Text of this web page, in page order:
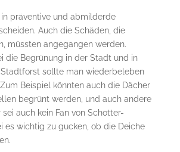
präventive und abmilderde
Auch die Schäden, die
müssten angegangen werden.
die Begrünung in der Stadt und in
Stadtforst sollte man wiederbeleben
Beispiel könnten auch die Dächer
begrünt werden, und auch andere
sei auch kein Fan von Schotter-
es wichtig zu gucken, ob die Deiche